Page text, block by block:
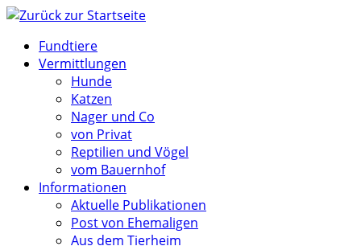
Zum
springenFundtiere
Vermittlungen
Hunde
Katzen
Nager und Co
von Privat
Reptilien und Vögel
vom Bauernhof
Informationen
Aktuelle Publikationen
Post von Ehemaligen
Aus dem Tierheim